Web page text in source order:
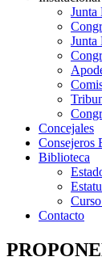
Junta
Junta
Concejales
Consejeros
Biblioteca
Contacto